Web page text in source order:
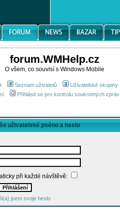
forum.WMHelp.cz
O všem, co souvisí s Windows Mobile
Seznam uživatelů Uživatelské skupiny
Přihlásit se pro kontrolu soukromých zpráv
uživatelské jméno a heslo
při každé návštěvě:
jsem svoje heslo